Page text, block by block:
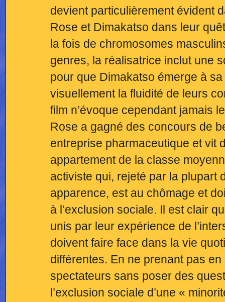
devient particulièrement évident
Rose et Dimakatso dans leur
la fois de chromosomes
genres, la réalisatrice inclut une
pour que Dimakatso émerge à
visuellement la fluidité de leurs
film n’évoque cependant jamais
Rose a gagné des concours de
entreprise pharmaceutique et vit
appartement de la classe
activiste qui, rejeté par la plupart
apparence, est au chômage et
à l’exclusion sociale. Il est clair
unis par leur expérience de
doivent faire face dans la vie
différentes. En ne prenant pas
spectateurs sans poser des
l’exclusion sociale d’une «